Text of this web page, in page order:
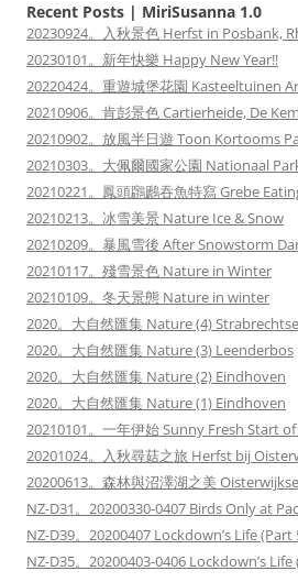
Recent Posts | MiriSusanna 1.0
20230924。入秋景色 Herfst in Posbank,
20230101。新年快樂 Happy New Year!!
20220424。重遊城堡花園 Kasteeltuinen
20210906。肯彭景色 Cartierheide, De
20210902。放風半日遊 Toon Kortooms
20210303。大佩爾國家公園 Nationaal
20210221。鳳頭鸊鷉吞魚特寫 Grebe
20210213。冰雪美景 Nature Ice & Snow
20210209。暴風雪後 After Snowstorm
20210117。殘雪景色 Nature in Winter
20210109。冬天景態 Nature in winter
2020。大自然匯集 Nature (4)
2020。大自然匯集 Nature (3) Leenderbos
2020。大自然匯集 Nature (2) Eindhoven
2020。大自然匯集 Nature (1) Eindhoven
20210101。一年伊始 Sunny Fresh Start of
20201024。入秋尋菇之旅 Herfst bij
20200613。森林與沼澤湖之美
NZ-D31。20200330-0407 Birds Only at
NZ-D39。20200407 Lockdown’s Life (Part
NZ-D35。20200403-0406 Lockdown’s